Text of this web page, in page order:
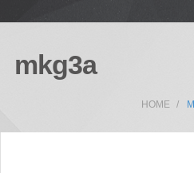
mkg3a
HOME